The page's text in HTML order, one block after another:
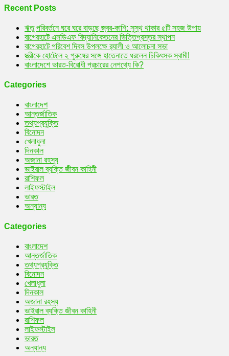
Recent Posts
ঋতু পরিবর্তনে ঘরে ঘরে বাড়ছে জ্বর-কাশি: সুস্থ থাকার ৫টি সহজ উপায়
বাগেরহাটে এসডিএফ বিদ্যানিকেতনের ভিত্তিপ্রস্তর স্থাপন
বাগেরহাটে পরিবেশ দিবস উপলক্ষে র‌্যালী ও আলোচনা সভা
স্ত্রীকে হোটেলে ২ পুরুষের সঙ্গে হাতেনাতে ধরলেন চিকিৎসক স্বামী!
বাংলাদেশে ভারত-বিরোধী প্রচারের নেপথ্যে কি?
Categories
বাংলাদেশ
আন্তর্জাতিক
তথ্যপ্রযুক্তি
বিনোদন
খেলাধুলা
দিনকাল
অজানা রহস্য
ভাইরাল ব্যক্তি জীবন কাহিনী
রাশিফল
লাইফস্টাইল
ভারত
অন্যান্য
Categories
বাংলাদেশ
আন্তর্জাতিক
তথ্যপ্রযুক্তি
বিনোদন
খেলাধুলা
দিনকাল
অজানা রহস্য
ভাইরাল ব্যক্তি জীবন কাহিনী
রাশিফল
লাইফস্টাইল
ভারত
অন্যান্য